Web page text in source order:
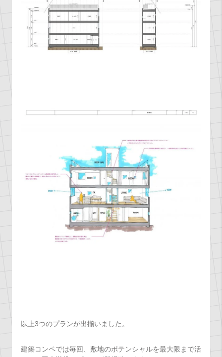
以上3つのプランが出揃いました。
建築コンペでは毎回、敷地のポテンシャルを最大限まで活